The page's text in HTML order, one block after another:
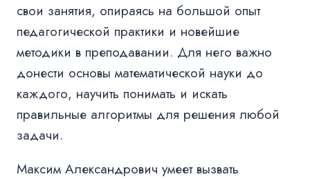
свои занятия, опираясь на большой опыт
педагогической практики и новейшие
методики в преподавании. Для него важно
донести основы математической науки до
каждого, научить понимать и искать
правильные алгоритмы для решения любой
задачи.
Максим Александрович умеет вызвать